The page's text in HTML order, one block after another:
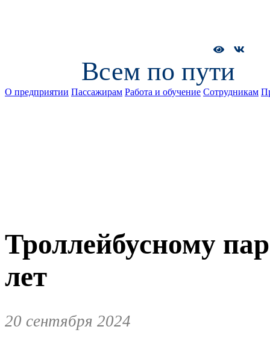
Всем по пути
О предприятии Пассажирам Работа и обучение Сотрудникам
Троллейбусному
лет
20 сентября 2024